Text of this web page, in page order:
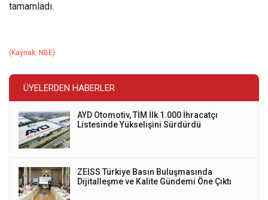
tamamladı.
(Kaynak: NBE)
ÜYELERDEN HABERLER
AYD Otomotiv, TİM İlk 1.000 İhracatçı
Listesinde Yükselişini Sürdürdü
ZEISS Türkiye Basın Buluşmasında
Dijitalleşme ve Kalite Gündemi Öne Çıktı